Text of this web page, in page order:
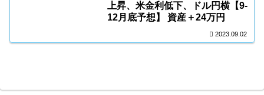
上昇、米金利低下、ドル円横【9-
12月底予想】 資産＋24万円
2023.09.02